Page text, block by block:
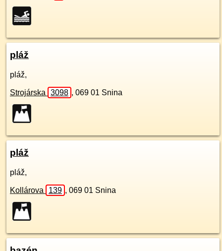
pláž
pláž,
Strojárska 3098 , 069 01 Snina
pláž
pláž,
Kollárova 139 , 069 01 Snina